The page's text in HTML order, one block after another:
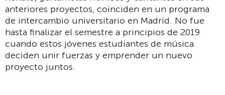
anteriores proyectos, coinciden en un programa
de intercambio universitario en Madrid. No fue
hasta finalizar el semestre a principios de 2019
cuando estos jóvenes estudiantes de música
deciden unir fuerzas y emprender un nuevo
proyecto juntos.